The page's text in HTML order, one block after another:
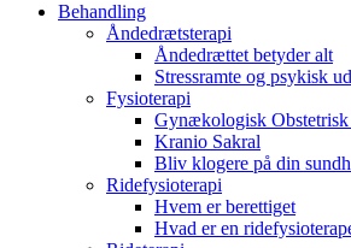
Behandling
Åndedrætsterapi
Åndedrættet betyder alt
Stressramte og psykisk
Fysioterapi
Gynækologisk
Kranio Sakral
Bliv klogere på din
Ridefysioterapi
Hvem er berettiget
Hvad er en